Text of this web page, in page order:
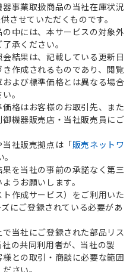
事業取扱商品の当社在庫状況
させていただくものです。
中には、本サービスの対象外
承ください。
結果は、記載している更新日
作成されるものであり、閲覧
よび標準価格とは異なる場合
。
格はお客様のお取引先、また
機器販売店・当社販売員にご
社販売拠点は「販売ネットワ
を当社の事前の承諾なく第三
うお願いします。
作成サービス）をご利用いた
にご登録されている必要があ
当社にご登録された部品リス
の共同利用者が、当社の製
との取引・商談に必要な範囲
さい。